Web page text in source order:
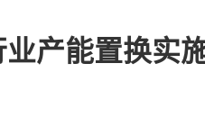
产能置换实